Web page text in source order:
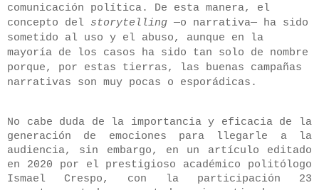
comunicación política. De esta manera, el
concepto del storytelling —o narrativa— ha sido
sometido al uso y el abuso, aunque en la
mayoría de los casos ha sido tan solo de nombre
porque, por estas tierras, las buenas campañas
narrativas son muy pocas o esporádicas.
No cabe duda de la importancia y eficacia de la
generación de emociones para llegarle a la
audiencia, sin embargo, en un artículo editado
en 2020 por el prestigioso académico politólogo
Ismael Crespo, con la participación 23